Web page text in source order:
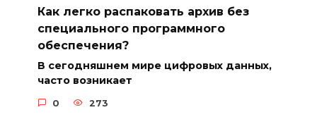
Как легко распаковать архив без
специального программного
обеспечения?
В сегодняшнем мире цифровых данных,
часто возникает
0 273